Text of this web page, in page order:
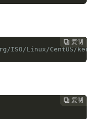
 复制
 复制
 复制
 复制
 复制
 复制
 复制
 复制
 复制
ISO/Linux/CentOS/
 复制
 复制
 复制
 复制
 复制
 复制
 复制
 复制